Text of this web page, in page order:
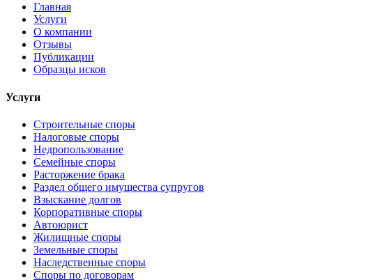
Главная
Услуги
О компании
Отзывы
Публикации
Образцы исков
Услуги
Строительные споры
Налоговые споры
Недропользование
Семейные споры
Расторжение брака
Раздел общего имущества супругов
Взыскание долгов
Корпоративные споры
Автоюрист
Жилищные споры
Земельные споры
Наследственные споры
Споры по договорам